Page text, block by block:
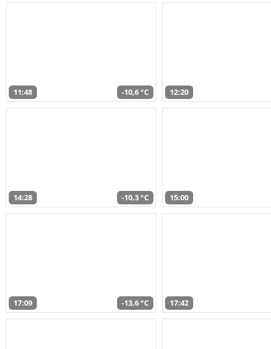
11:48 -10,6 °C 12:20
14:28 -10,3 °C 15:00
17:09 -13,6 °C 17:42